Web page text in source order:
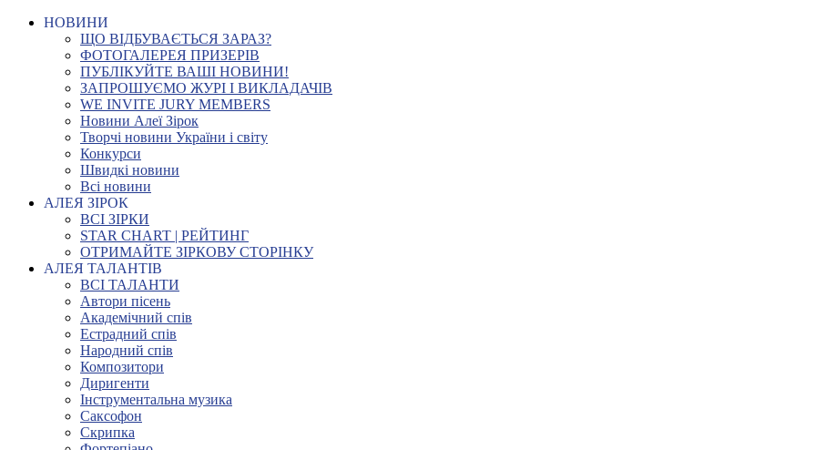
НОВИНИ
ЩО ВІДБУВАЄТЬСЯ ЗАРАЗ?
ФОТОГАЛЕРЕЯ ПРИЗЕРІВ
ПУБЛІКУЙТЕ ВАШІ НОВИНИ!
ЗАПРОШУЄМО ЖУРІ І ВИКЛАДАЧІВ
WE INVITE JURY MEMBERS
Новини Алеї Зірок
Творчі новини України і світу
Конкурси
Швидкі новини
Всі новини
АЛЕЯ ЗІРОК
ВСІ ЗІРКИ
STAR CHART | РЕЙТИНГ
ОТРИМАЙТЕ ЗІРКОВУ СТОРІНКУ
АЛЕЯ ТАЛАНТІВ
ВСІ ТАЛАНТИ
Автори пісень
Академічний спів
Естрадний спів
Народний спів
Композитори
Диригенти
Інструментальна музика
Саксофон
Скрипка